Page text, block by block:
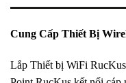
Cung Cấp Thiết Bị
Lắp Thiết bị WiFi